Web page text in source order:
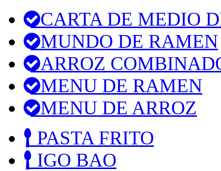
CARTA DE MEDIO
MUNDO DE RAMEN
ARROZ
MENU DE RAMEN
MENU DE ARROZ
PASTA FRITO
IGO BAO